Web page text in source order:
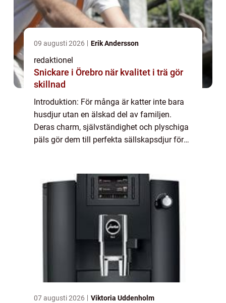
09 augusti 2026 Erik Andersson
redaktionel
Snickare i Örebro när kvalitet i trä gör
skillnad
Introduktion: För många är katter inte bara
husdjur utan en älskad del av familjen.
Deras charm, självständighet och plyschiga
päls gör dem till perfekta sällskapsdjur för
07 augusti 2026 Viktoria Uddenholm